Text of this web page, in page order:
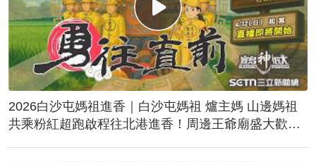
2026白沙屯媽祖進香｜白沙屯媽祖 爐主媽 山邊媽祖
共乘粉紅超跑啟程往北港進香！周邊王爺廟盛大歡